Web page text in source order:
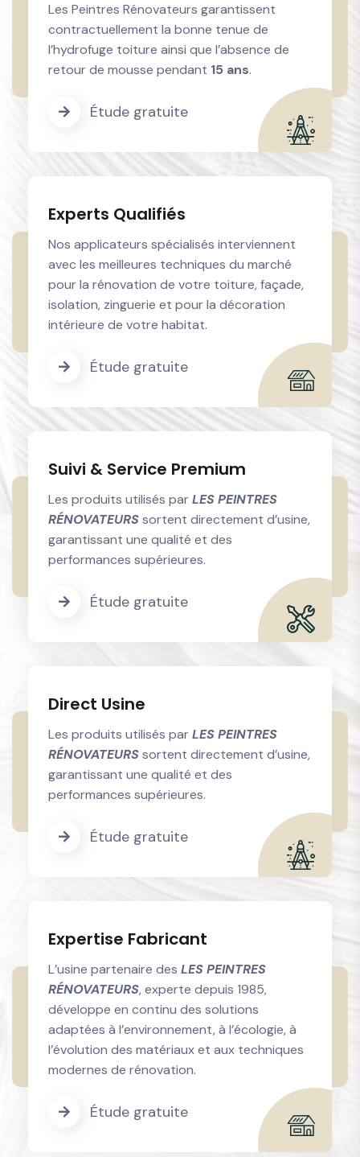
Les Peintres Rénovateurs garantissent
contractuellement la bonne tenue de
l’hydrofuge toiture ainsi que l’absence de
retour de mousse pendant 15 ans.
Étude gratuite
Experts Qualifiés
Nos applicateurs spécialisés interviennent
avec les meilleures techniques du marché
pour la rénovation de votre toiture, façade,
isolation, zinguerie et pour la décoration
intérieure de votre habitat.
Étude gratuite
Suivi & Service Premium
Les produits utilisés parLES PEINTRES
RÉNOVATEURSsortent directement d’usine,
garantissant une qualité et des
performances supérieures.
Étude gratuite
Direct Usine
Les produits utilisés parLES PEINTRES
RÉNOVATEURSsortent directement d’usine,
garantissant une qualité et des
performances supérieures.
Étude gratuite
Expertise Fabricant
L’usine partenaire des LES PEINTRES
RÉNOVATEURS, experte depuis 1985,
développe en continu des solutions
adaptées à l’environnement, à l’écologie, à
l’évolution des matériaux et aux techniques
modernes de rénovation.
Étude gratuite